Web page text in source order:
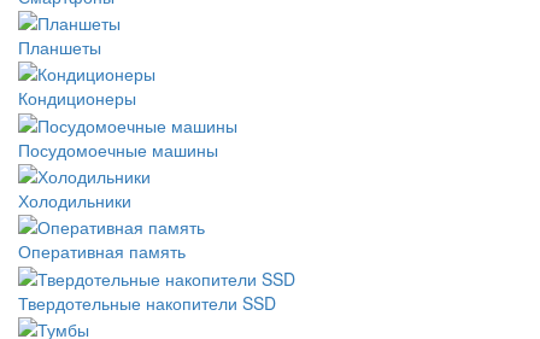
Планшеты
Кондиционеры
Посудомоечные машины
Холодильники
Оперативная память
Твердотельные накопители SSD